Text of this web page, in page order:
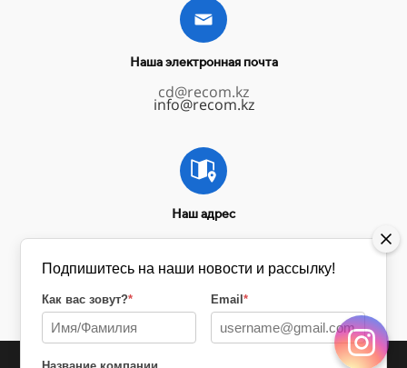
Наша электронная почта
cd@recom.kz
info@recom.kz
Наш адрес
г.Алматы, Проспект Аль-Фараби, 108а.
Подпишитесь на наши новости и рассылку!
Как вас зовут?* Email *